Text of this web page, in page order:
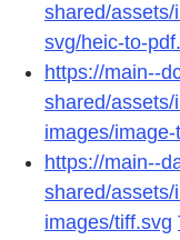
shared/
svg/heic-to-
https://main--
shared/
images/
https://main--
shared/
images/tiff.svg